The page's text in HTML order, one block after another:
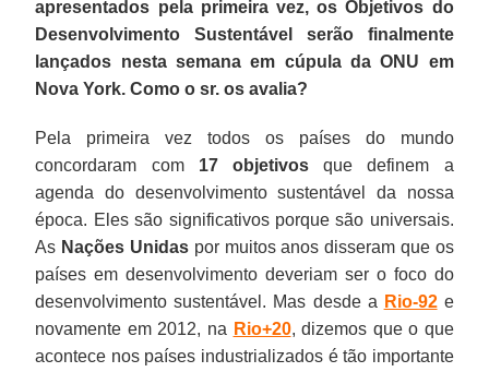
apresentados pela primeira vez, os Objetivos do
Desenvolvimento Sustentável serão finalmente
lançados nesta semana em cúpula da ONU em
Nova York. Como o sr. os avalia?
Pela primeira vez todos os países do mundo
concordaram com 17 objetivos que definem a
agenda do desenvolvimento sustentável da nossa
época. Eles são significativos porque são universais.
As Nações Unidaspor muitos anos disseram que os
países em desenvolvimento deveriam ser o foco do
desenvolvimento sustentável. Mas desde a Rio-92e
novamente em 2012, na Rio+20, dizemos que o que
acontece nos países industrializados é tão importante